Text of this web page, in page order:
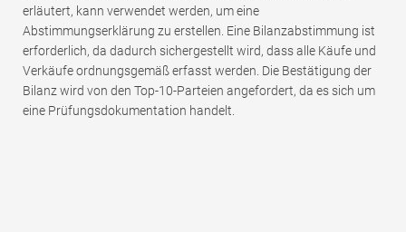
erläutert, kann verwendet werden, um eine
Abstimmungserklärung zu erstellen. Eine Bilanzabstimmung ist
erforderlich, da dadurch sichergestellt wird, dass alle Käufe und
Verkäufe ordnungsgemäß erfasst werden. Die Bestätigung der
Bilanz wird von den Top-10-Parteien angefordert, da es sich um
eine Prüfungsdokumentation handelt.